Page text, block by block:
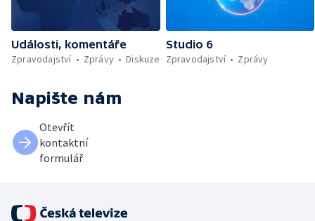
Události, komentáře
Zpravodajství
Zprávy Diskuze
Studio 6
Zpravodajství
Zprávy
Napište nám
Otevřít
kontaktní
formulář